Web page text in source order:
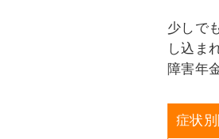
少しで
し込ま
障害年
症状